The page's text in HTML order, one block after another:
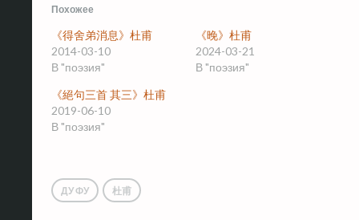
Похожее
《得舍弟消息》杜甫
2014-03-10
В "поэзия"
《晚》杜甫
2024-03-21
В "поэзия"
《絕句三首 其三》杜甫
2019-06-10
В "поэзия"
ДУ ФУ 杜甫